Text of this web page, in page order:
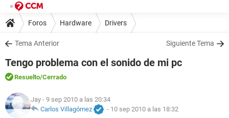
Foros Hardware Drivers
Tema Anterior Siguiente Tema
Tengo problema con el sonido de mi pc
Resuelto/Cerrado
Jay - 9 sep 2010 a las 20:34
Carlos Villagómez
- 10 sep 2010 a las 18:32